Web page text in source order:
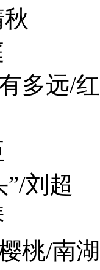
远/红
刘超
/南湖